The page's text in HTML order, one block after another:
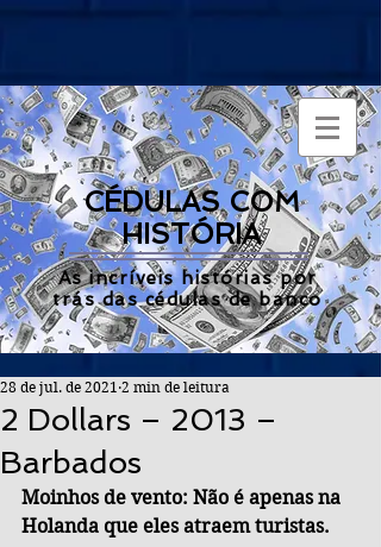
CÉDULAS COM
HISTÓRIA
As incríveis histórias por
trás das cédulas de banco
2 Dollars – 2013 –
Barbados
28 de jul. de 2021 2 min de leitura
Moinhos de vento: Não é apenas na
Holanda que eles atraem turistas.